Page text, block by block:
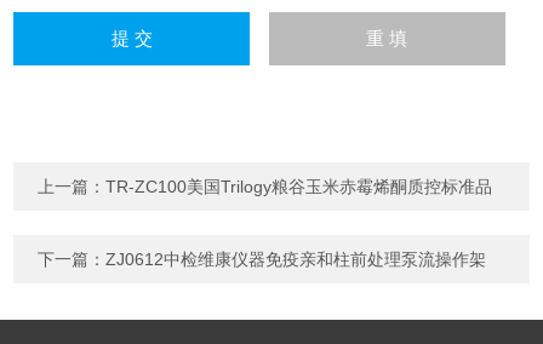
上一篇：TR-ZC100美国Trilogy粮谷玉米赤霉烯酮质控标准品
下一篇：ZJ0612中检维康仪器免疫亲和柱前处理泵流操作架